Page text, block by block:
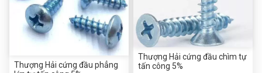
Thượng Hải cứng đầu phẳng
Thượng Hải cứng đầu chìm tự
tấn công 5%